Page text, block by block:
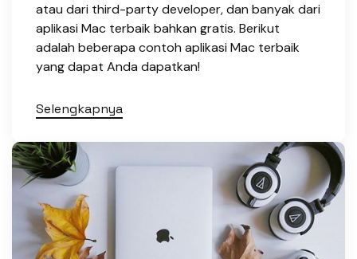
atau dari third-party developer, dan banyak dari
aplikasi Mac terbaik bahkan gratis. Berikut
adalah beberapa contoh aplikasi Mac terbaik
yang dapat Anda dapatkan!
Selengkapnya